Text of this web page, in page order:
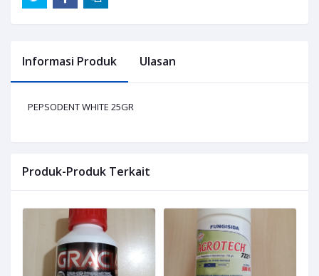
Informasi Produk Ulasan
PEPSODENT WHITE 25GR
Produk-Produk Terkait